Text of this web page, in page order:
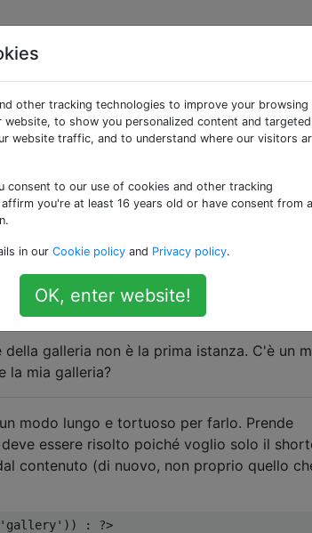
e il codice funzione della galleria. Voglio
contenuto, indipendentemente da come
stesso:
(), $matches);
galleria non è la prima istanza. C'è un
la mia galleria?
modo lungo e tortuoso per farlo. Prende
essere risolto poiché voglio solo il
contenuto (di nuovo, non proprio quello
'gallery' )) :
?>
other tracking technologies to improve your browsing
website, to show you personalized content and targeted
website traffic, and to understand where our visitors
consent to our use of cookies and other tracking
you're at least 16 years old or have consent from a
in our Cookie policy and Privacy policy.
OK, enter website!